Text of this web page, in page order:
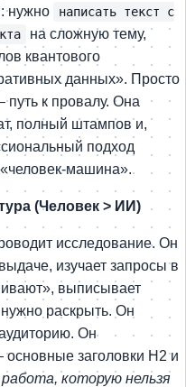
нужно
написать текст с
на сложную тему,
квантового
данных». Просто
путь к провалу. Она
полный штампов и,
подход
машина».
(Человек > ИИ)
исследование. Он
изучает запросы в
выписывает
раскрыть. Он
Он
основные заголовки H2 и
которую нельзя